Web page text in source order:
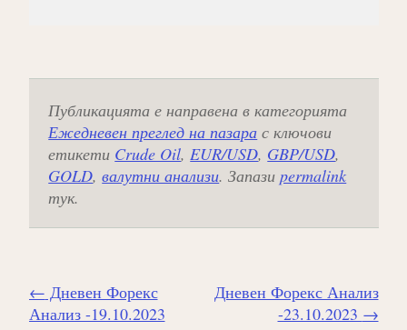
Публикацията е направена в категорията
Ежедневен преглед на пазара с ключови
етикети Crude Oil, EUR/USD, GBP/USD,
GOLD,валутни анализи. Запазиpermalink
тук.
Навигиране
на
← Дневен Форекс
Анализ -19.10.2023
Дневен Форекс Анализ
-23.10.2023 →